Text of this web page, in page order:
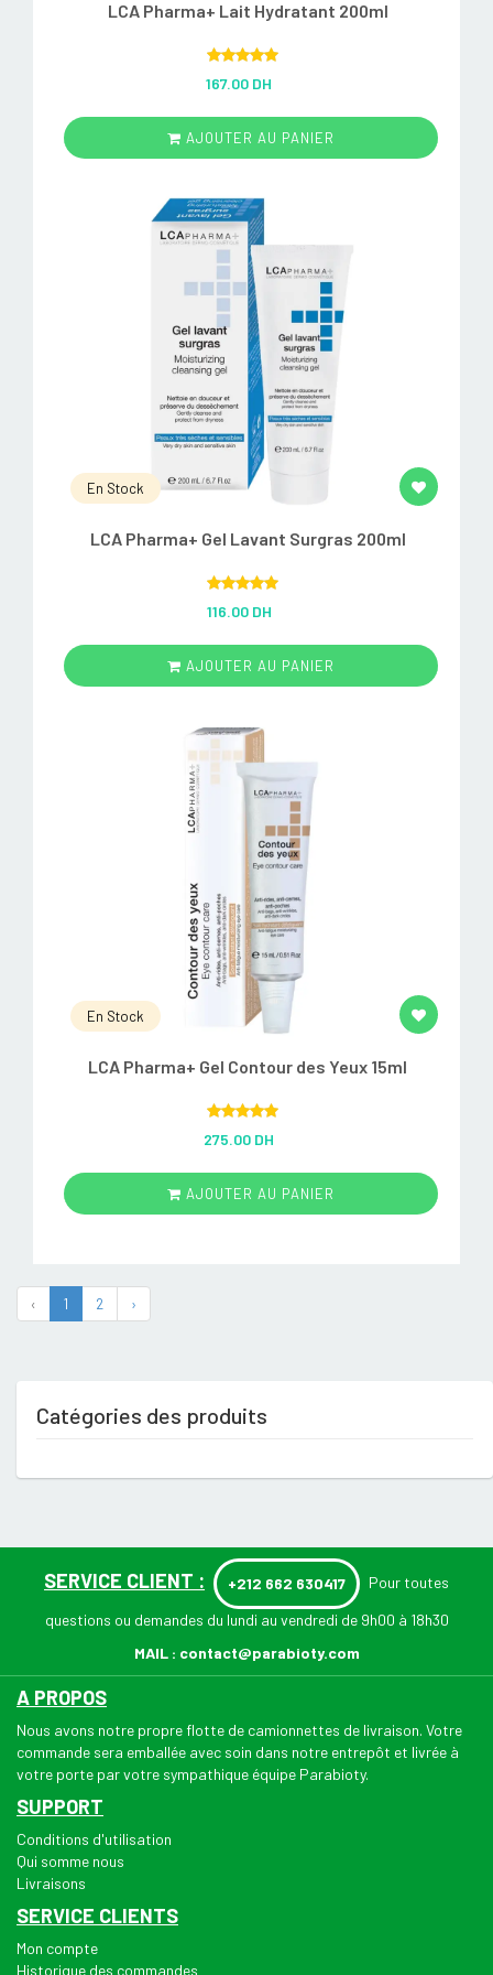
LCA Pharma+ Lait Hydratant 200ml
out of 5
167.00 DH
AJOUTER AU PANIER
En Stock
LCA Pharma+ Gel Lavant Surgras 200ml
out of 5
116.00 DH
AJOUTER AU PANIER
En Stock
LCA Pharma+ Gel Contour des Yeux 15ml
out of 5
275.00 DH
AJOUTER AU PANIER
‹ 1 2 ›
Catégories des produits
SERVICE CLIENT : +212 662 630417 Pour toutes
questions ou demandes du lundi au vendredi de 9h00 à 18h30
MAIL : contact@parabioty.com
A PROPOS
Nous avons notre propre flotte de camionnettes de livraison. Votre
commande sera emballée avec soin dans notre entrepôt et livrée à
votre porte par votre sympathique équipe Parabioty.
SUPPORT
Conditions d'utilisation
Qui somme nous
Livraisons
SERVICE CLIENTS
Mon compte
Historique des commandes